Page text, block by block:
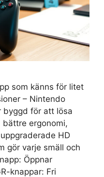
som känns för litet
– Nintendo
byggd för att lösa
ergonomi,
HD
gör varje smäll och
Öppnar
knappar: Fri